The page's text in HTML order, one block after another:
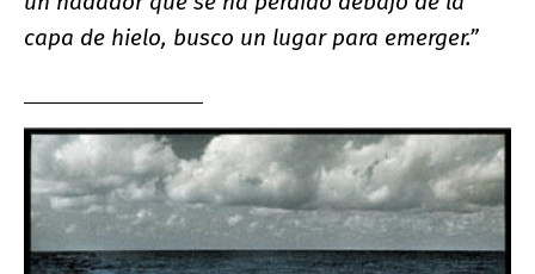
capa de hielo, busco un lugar para emerger.”